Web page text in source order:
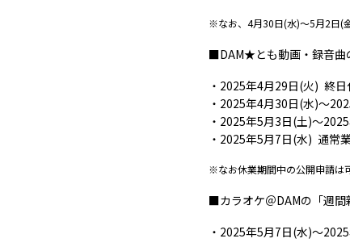
※なお、4月30日(水)～5月2日(
■DAM★とも動画・録音曲
2025年4月29日(火) 終日
2025年4月30日(水)～
2025年5月3日(土)～
2025年5月7日(水) 通常
※なお休業期間中の公開申請は
■カラオケ＠DAMの「週間
2025年5月7日(水)～